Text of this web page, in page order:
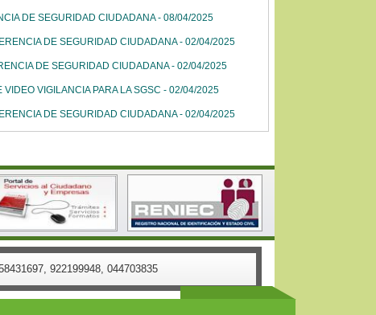
DE SEGURIDAD CIUDADANA - 08/04/2025
DE SEGURIDAD CIUDADANA - 02/04/2025
DE SEGURIDAD CIUDADANA - 02/04/2025
VIGILANCIA PARA LA SGSC - 02/04/2025
DE SEGURIDAD CIUDADANA - 02/04/2025
922199948, 044703835